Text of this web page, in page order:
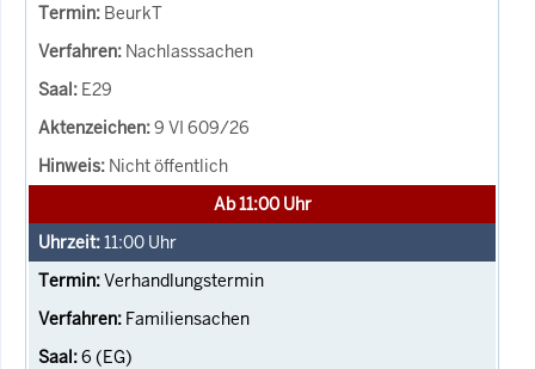
BeurkT
Nachlasssachen
E29
9 VI 609/26
Nicht öffentlich
Ab 11:00 Uhr
11:00 Uhr
Verhandlungstermin
Familiensachen
6 (EG)